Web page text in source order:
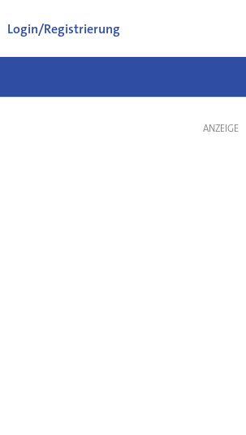
Login/Registrierung
ANZEIGE